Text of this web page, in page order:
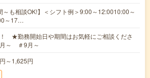
～も相談OK!】＜シフト例＞9:00～12:0010:00～
～17…
★勤務開始日や期間はお気軽にご相談くださ
～ ＃9月～
～1,625円